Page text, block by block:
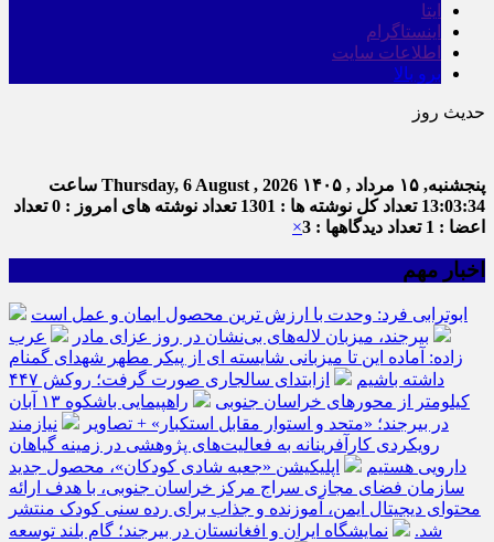
ایتا
اینستاگرام
اطلاعات سایت
برو بالا
حدیث روز
پنجشنبه, ۱۵ مرداد , ۱۴۰۵ Thursday, 6 August , 2026 ساعت
13:03:34 تعداد کل نوشته ها : 1301 تعداد نوشته های امروز : 0
تعداد
اعضا : 1
تعداد دیدگاهها : 3 ×
اخبار مهم
ابوترابی فرد: وحدت با ارزش ترین محصول ایمان و عمل است
بیرجند، میزبان لاله‌های بی‌نشان در روز عزای مادر
عرب
زاده: آماده این تا میزبانی شایسته ای از پیکر مطهر شهدای گمنام
داشته باشیم
ازابتدای سالجاری صورت گرفت؛ روکش ۴۴۷
کیلومتر از محورهای خراسان جنوبی
راهپیمایی باشکوه ۱۳ آبان
در بیرجند؛ «متحد و استوار مقابل استکبار» + تصاویر
نیازمند
رویکردی کارآفرینانه به فعالیت‌های پژوهشی در زمینه گیاهان
دارویی هستیم
اپلیکیشن «جعبه شادی کودکان»، محصول جدید
سازمان فضای مجازی سراج مرکز خراسان جنوبی، با هدف ارائه
محتوای دیجیتال ایمن، آموزنده و جذاب برای رده سنی کودک منتشر
شد.
نمایشگاه ایران و افغانستان در بیرجند؛ گام بلند توسعه